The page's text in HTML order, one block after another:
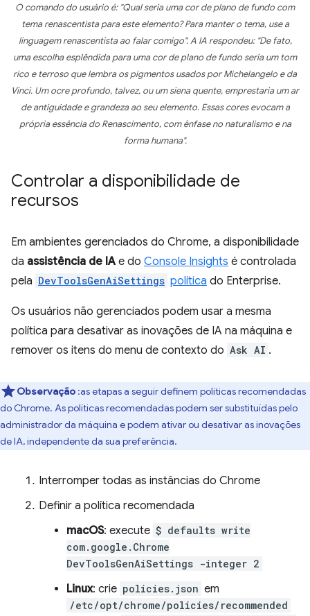
O comando do usuário é: "Qual seria uma cor de plano de fundo com
tema renascentista para este elemento? Para manter o tema, use a
linguagem renascentista ao falar comigo". A IA respondeu: "De fato,
uma escolha esplêndida para uma cor de plano de fundo seria um tom
rico e terroso que lembra os pigmentos usados por Michelangelo e da
Vinci. Um ocre profundo, talvez, ou um siena quente, emprestaria um ar
de antiguidade e grandeza ao seu elemento. Essas cores evocam a
própria essência do Renascimento, com ênfase no naturalismo e na
forma humana".
Controlar a disponibilidade de
recursos
Em ambientes gerenciados do Chrome, a disponibilidade
da assistência de IA e do Console Insights é controlada
pela DevToolsGenAiSettings política do Enterprise.
Os usuários não gerenciados podem usar a mesma
política para desativar as inovações de IA na máquina e
remover os itens do menu de contexto do Ask AI .
Observação :as etapas a seguir definem políticas recomendadas
do Chrome. As políticas recomendadas podem ser substituídas pelo
administrador da máquina e podem ativar ou desativar as inovações
de IA, independente da sua preferência.
Interromper todas as instâncias do Chrome
Definir a política recomendada
macOS: execute $ defaults write
com.google.Chrome
DevToolsGenAiSettings -integer 2
Linux: crie policies.json em
/etc/opt/chrome/policies/recommended